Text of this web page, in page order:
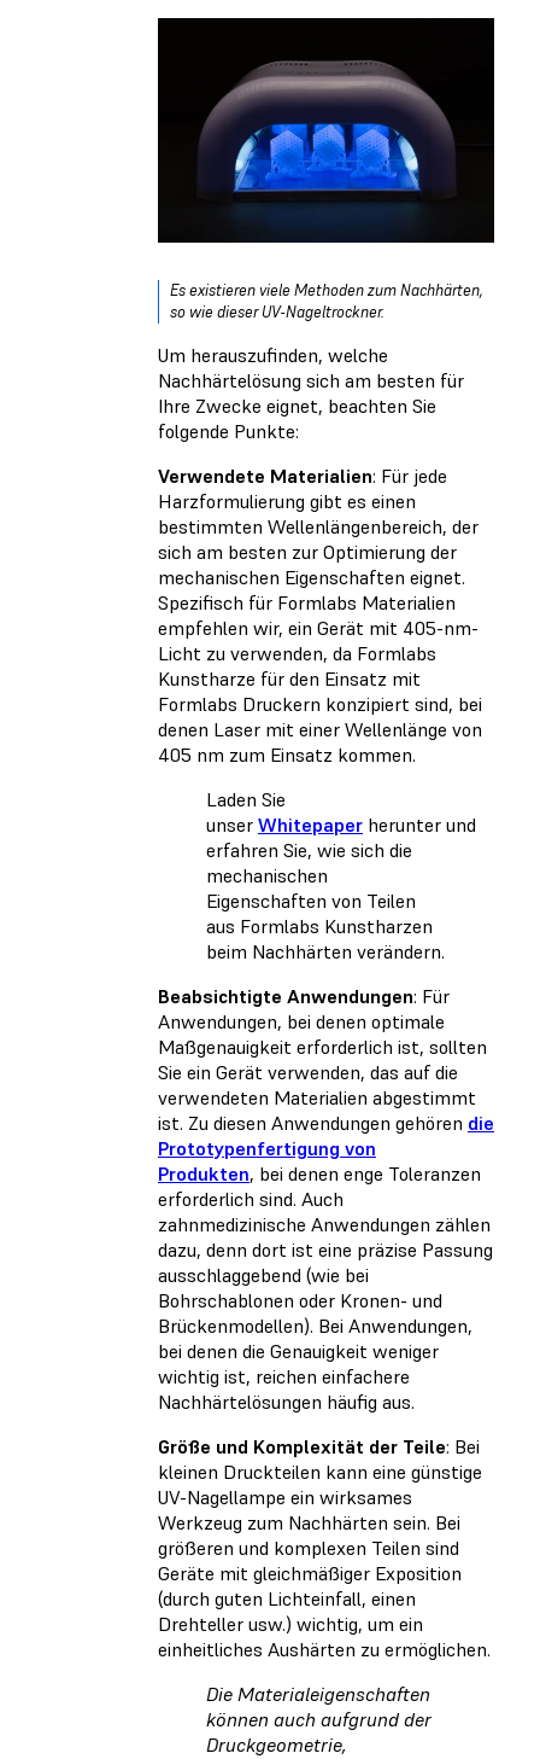
Es existieren viele Methoden zum Nachhärten,
so wie dieser UV-Nageltrockner.
Um herauszufinden, welche
Nachhärtelösung sich am besten für
Ihre Zwecke eignet, beachten Sie
folgende Punkte:
Verwendete Materialien: Für jede
Harzformulierung gibt es einen
bestimmten Wellenlängenbereich, der
sich am besten zur Optimierung der
mechanischen Eigenschaften eignet.
Spezifisch für Formlabs Materialien
empfehlen wir, ein Gerät mit 405-nm-
Licht zu verwenden, da Formlabs
Kunstharze für den Einsatz mit
Formlabs Druckern konzipiert sind, bei
denen Laser mit einer Wellenlänge von
405 nm zum Einsatz kommen.
Laden Sie
unser Whitepaper herunter und
erfahren Sie, wie sich die
mechanischen
Eigenschaften von Teilen
aus Formlabs Kunstharzen
beim Nachhärten verändern.
Beabsichtigte Anwendungen: Für
Anwendungen, bei denen optimale
Maßgenauigkeit erforderlich ist, sollten
Sie ein Gerät verwenden, das auf die
verwendeten Materialien abgestimmt
ist. Zu diesen Anwendungen gehören die
Prototypenfertigung von
Produkten, bei denen enge Toleranzen
erforderlich sind. Auch
zahnmedizinische Anwendungen zählen
dazu, denn dort ist eine präzise Passung
ausschlaggebend (wie bei
Bohrschablonen oder Kronen- und
Brückenmodellen). Bei Anwendungen,
bei denen die Genauigkeit weniger
wichtig ist, reichen einfachere
Nachhärtelösungen häufig aus.
Größe und Komplexität der Teile: Bei
kleinen Druckteilen kann eine günstige
UV-Nagellampe ein wirksames
Werkzeug zum Nachhärten sein. Bei
größeren und komplexen Teilen sind
Geräte mit gleichmäßiger Exposition
(durch guten Lichteinfall, einen
Drehteller usw.) wichtig, um ein
einheitliches Aushärten zu ermöglichen.
Die Materialeigenschaften
können auch aufgrund der
Druckgeometrie,